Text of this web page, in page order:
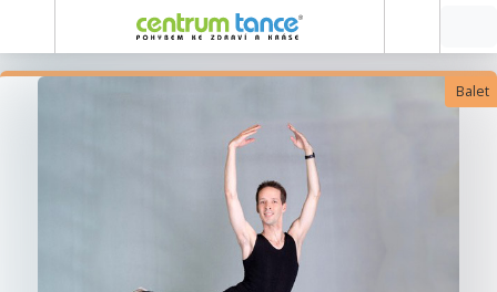
Balet